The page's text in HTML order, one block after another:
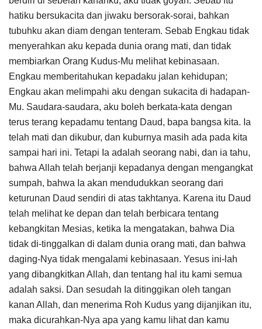
hatiku bersukacita dan jiwaku bersorak-sorai, bahkan
tubuhku akan diam dengan tenteram. Sebab Engkau tidak
menyerahkan aku kepada dunia orang mati, dan tidak
membiarkan Orang Kudus-Mu melihat kebinasaan.
Engkau memberitahukan kepadaku jalan kehidupan;
Engkau akan melimpahi aku dengan sukacita di hadapan-
Mu. Saudara-saudara, aku boleh berkata-kata dengan
terus terang kepadamu tentang Daud, bapa bangsa kita. Ia
telah mati dan dikubur, dan kuburnya masih ada pada kita
sampai hari ini. Tetapi Ia adalah seorang nabi, dan ia tahu,
bahwa Allah telah berjanji kepadanya dengan mengangkat
sumpah, bahwa Ia akan mendudukkan seorang dari
keturunan Daud sendiri di atas takhtanya. Karena itu Daud
telah melihat ke depan dan telah berbicara tentang
kebangkitan Mesias, ketika Ia mengatakan, bahwa Dia
tidak di-tinggalkan di dalam dunia orang mati, dan bahwa
daging-Nya tidak mengalami kebinasaan. Yesus ini-lah
yang dibangkitkan Allah, dan tentang hal itu kami semua
adalah saksi. Dan sesudah Ia ditinggikan oleh tangan
kanan Allah, dan menerima Roh Kudus yang dijanjikan itu,
maka dicurahkan-Nya apa yang kamu lihat dan kamu